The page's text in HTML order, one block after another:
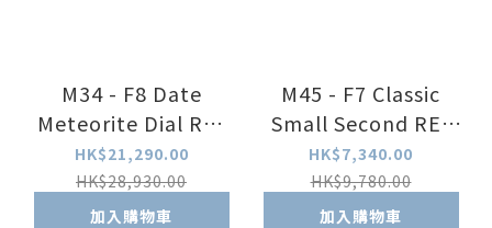
M34 - F8 Date
Meteorite Dial RE-
BX0010A
HK$21,290.00
HK$28,930.00
加入購物車
M45 - F7 Classic
Small Second RE-
BS0002S00B
HK$7,340.00
HK$9,780.00
加入購物車